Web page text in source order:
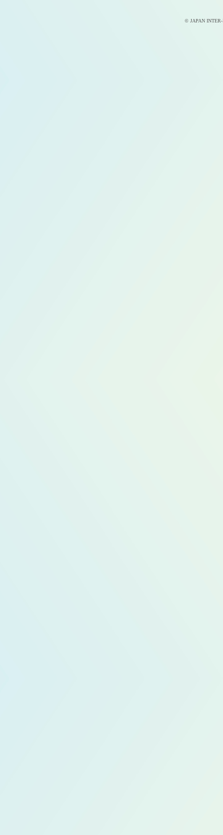
© JAPAN INTER-